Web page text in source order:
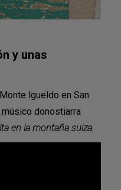
y unas
lgueldo en San
donostiarra
en la montaña suiza